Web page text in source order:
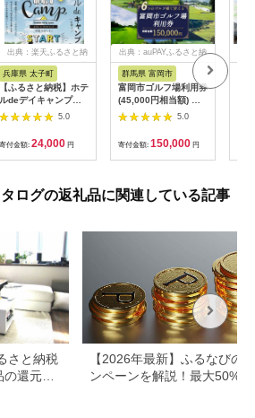
出典：楽天ふるさと納
税
兵庫県 太子町
【ふるさと納税】ホテ
ルdeデイキャンプ体
験チケット
【1364991】
5.0
寄付金額: 24,000 円
出典：auPAYふるさと納
群馬県 富岡市
富岡市ゴルフ場利用券
(45,000円相当額) ゴ
ルフ チケット 平日 土
日 祝日 プレー券 関東
群馬県 首都圏 F20E-
382
5.0
寄付金額: 150,000 円
ログの返礼品に関連している記事
さと納税
還元率
【2026年最新】ふるなびの
ンペーンを解説！最大50%還